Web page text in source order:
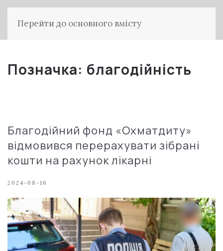
Перейти до основного вмісту
Позначка: благодійність
Благодійний фонд «Охматдиту»
відмовився перерахувати зібрані
кошти на рахунок лікарні
2024-08-16